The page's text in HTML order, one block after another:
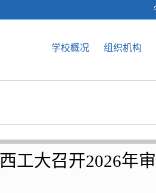
学校概况 组织机构
西工大召开2026年